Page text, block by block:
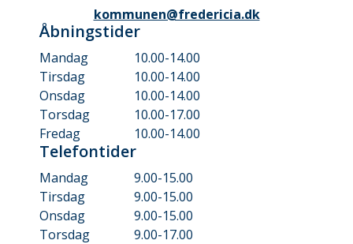
kommunen@fredericia.dk
Åbningstider
Mandag
10.00-14.00
Tirsdag
10.00-14.00
Onsdag
10.00-14.00
Torsdag
10.00-17.00
Fredag
10.00-14.00
Telefontider
Mandag
9.00-15.00
Tirsdag
9.00-15.00
Onsdag
9.00-15.00
Torsdag
9.00-17.00